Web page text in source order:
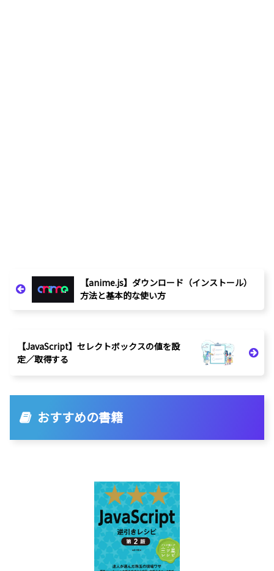
【anime.js】ダウンロード（インストール）
方法と基本的な使い方
【JavaScript】セレクトボックスの値を設
定／取得する
おすすめの書籍